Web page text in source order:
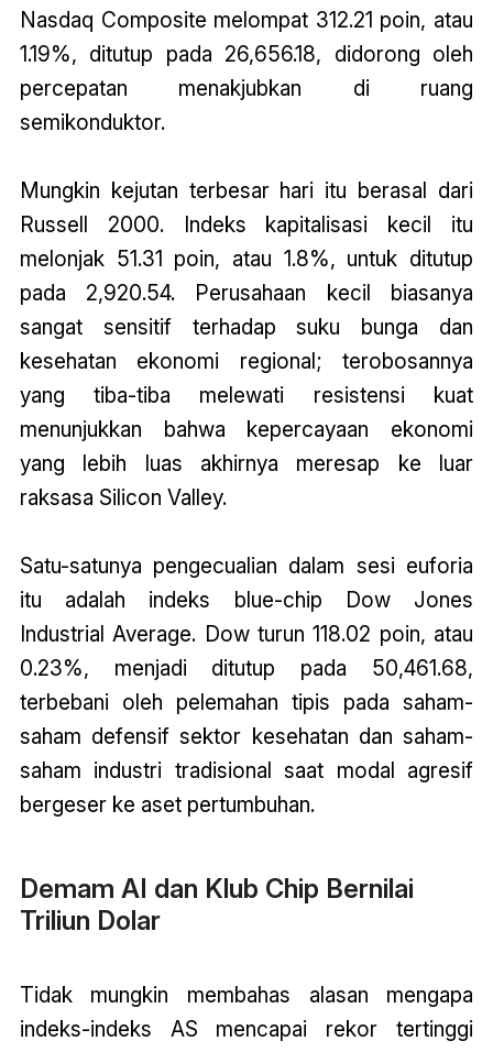
Nasdaq Composite melompat 312.21 poin, atau
1.19%, ditutup pada 26,656.18, didorong oleh
percepatan menakjubkan di ruang
semikonduktor.
Mungkin kejutan terbesar hari itu berasal dari
Russell 2000. Indeks kapitalisasi kecil itu
melonjak 51.31 poin, atau 1.8%, untuk ditutup
pada 2,920.54. Perusahaan kecil biasanya
sangat sensitif terhadap suku bunga dan
kesehatan ekonomi regional; terobosannya
yang tiba-tiba melewati resistensi kuat
menunjukkan bahwa kepercayaan ekonomi
yang lebih luas akhirnya meresap ke luar
raksasa Silicon Valley.
Satu-satunya pengecualian dalam sesi euforia
itu adalah indeks blue-chip Dow Jones
Industrial Average. Dow turun 118.02 poin, atau
0.23%, menjadi ditutup pada 50,461.68,
terbebani oleh pelemahan tipis pada saham-
saham defensif sektor kesehatan dan saham-
saham industri tradisional saat modal agresif
bergeser ke aset pertumbuhan.
Demam AI dan Klub Chip Bernilai
Triliun Dolar
Tidak mungkin membahas alasan mengapa
indeks-indeks AS mencapai rekor tertinggi